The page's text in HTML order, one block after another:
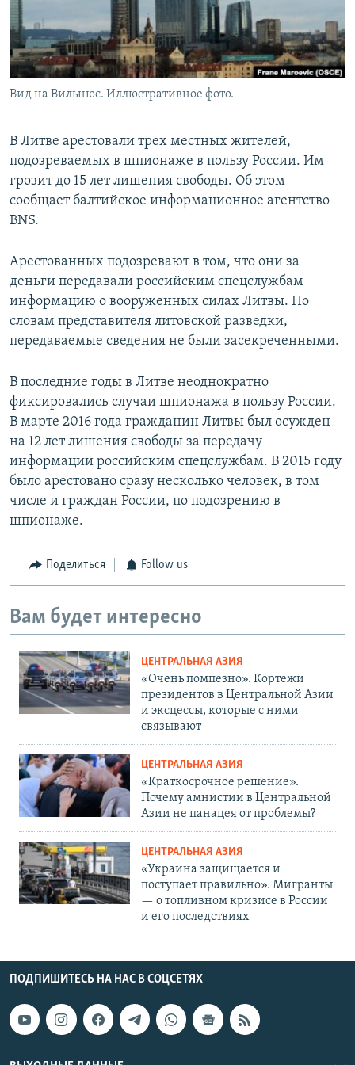
Вид на Вильнюс. Иллюстративное фото.
В Литве арестовали трех местных жителей,
подозреваемых в шпионаже в пользу России. Им
грозит до 15 лет лишения свободы. Об этом
сообщает балтийское информационное агентство
BNS.
Арестованных подозревают в том, что они за
деньги передавали российским спецслужбам
информацию о вооруженных силах Литвы. По
словам представителя литовской разведки,
передаваемые сведения не были засекреченными.
В последние годы в Литве неоднократно
фиксировались случаи шпионажа в пользу России.
В марте 2016 года гражданин Литвы был осужден
на 12 лет лишения свободы за передачу
информации российским спецслужбам. В 2015 году
было арестовано сразу несколько человек, в том
числе и граждан России, по подозрению в
шпионаже.
Поделиться Follow us
Вам будет интересно
ЦЕНТРАЛЬНАЯ АЗИЯ
«Очень помпезно». Кортежи
президентов в Центральной Азии
и эксцессы, которые с ними
связывают
ЦЕНТРАЛЬНАЯ АЗИЯ
«Краткосрочное решение».
Почему амнистии в Центральной
Азии не панацея от проблемы?
ЦЕНТРАЛЬНАЯ АЗИЯ
«Украина защищается и
поступает правильно». Мигранты
— о топливном кризисе в России
и его последствиях
ПОДПИШИТЕСЬ НА НАС В СОЦСЕТЯХ